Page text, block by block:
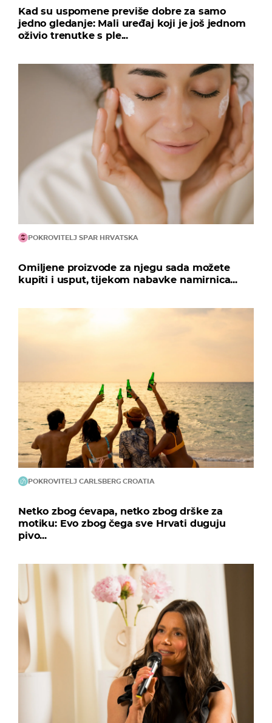
Kad su uspomene previše dobre za samo
jedno gledanje: Mali uređaj koji je još jednom
oživio trenutke s ple...
POKROVITELJ SPAR HRVATSKA
Omiljene proizvode za njegu sada možete
kupiti i usput, tijekom nabavke namirnica...
POKROVITELJ CARLSBERG CROATIA
Netko zbog ćevapa, netko zbog drške za
motiku: Evo zbog čega sve Hrvati duguju
pivo...